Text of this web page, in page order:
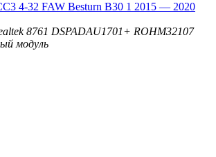
4-32 FAW Besturn B30 1 2015 — 2020
8761 DSPADAU1701+ ROHM32107
модуль